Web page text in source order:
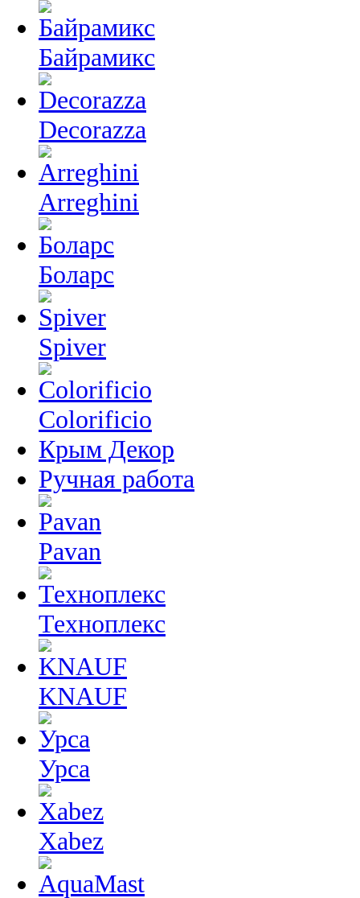
Байрамикс
Decorazza
Arreghini
Боларс
Spiver
Colorificio
Крым Декор
Ручная работа
Pavan
Техноплекс
KNAUF
Урса
Xabez